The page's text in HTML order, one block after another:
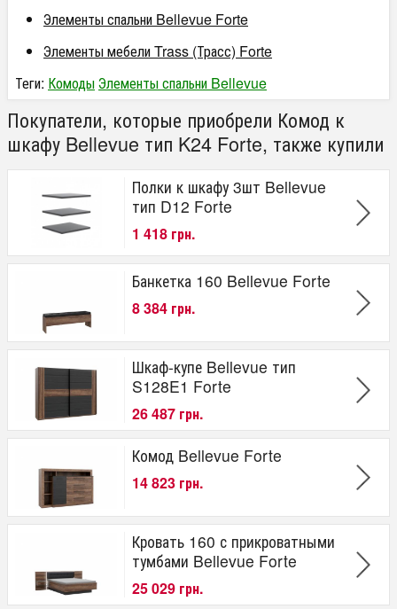
Элементы спальни Bellevue Forte
Элементы мебели Trass (Трасс) Forte
Теги: КомодыЭлементы спальни Bellevue
Покупатели, которые приобрели Комод к
шкафу Bellevue тип K24 Forte, также купили
Полки к шкафу 3шт Bellevue
тип D12 Forte
1 418 грн.
Банкетка 160 Bellevue Forte
8 384 грн.
Шкаф-купе Bellevue тип
S128E1 Forte
26 487 грн.
Комод Bellevue Forte
14 823 грн.
Кровать 160 с прикроватными
тумбами Bellevue Forte
25 029 грн.